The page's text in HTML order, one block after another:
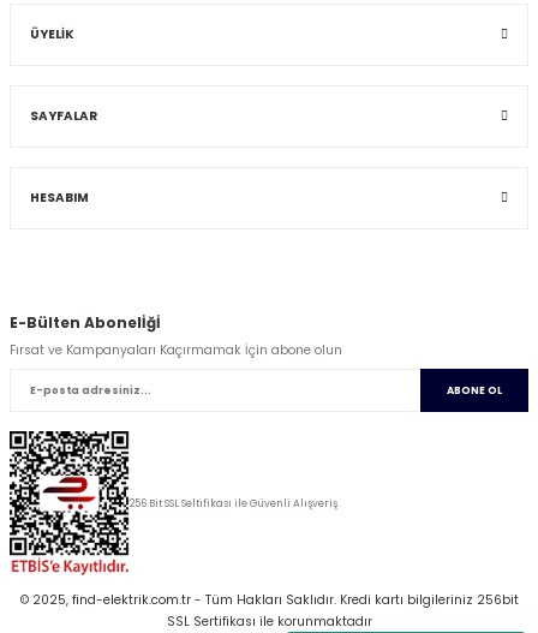
ÜYELİK
SAYFALAR
HESABIM
E-Bülten Abonelİğİ
Fırsat ve Kampanyaları Kaçırmamak İçin abone olun
ABONE OL
256 Bit SSL Seltifikası ile Güvenli Alışveriş
© 2025, find-elektrik.com.tr - Tüm Hakları Saklıdır. Kredi kartı bilgileriniz 256bit
SSL Sertifikası ile korunmaktadır